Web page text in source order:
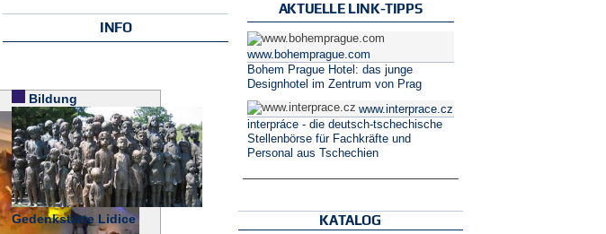
INFO
Bildung
Gedenkstätte Lidice
AKTUELLE LINK-TIPPS
www.bohemprague.com
Bohem Prague Hotel: das junge
Designhotel im Zentrum von Prag
www.interprace.cz
interpráce - die deutsch-tschechische
Stellenbörse für Fachkräfte und
Personal aus Tschechien
KATALOG